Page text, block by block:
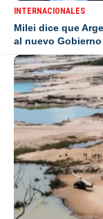
INTERNACIONALES
Milei dice que
al nuevo